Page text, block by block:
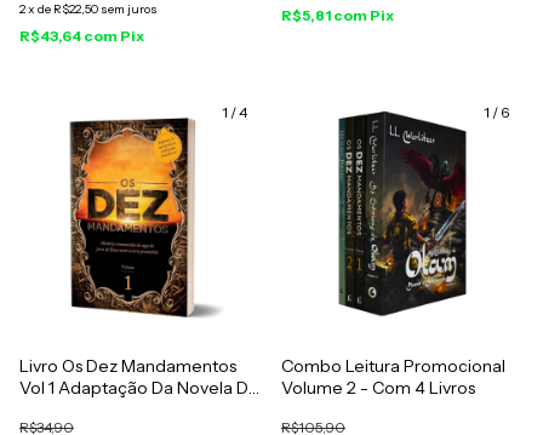
2x de R$22,50 sem juros
R$43,64 com Pix
R$5,81 com Pix
1 /4
Livro Os Dez Mandamentos
Vol 1 Adaptação Da Novela Da
R$34,90
1 / 6
Combo Leitura Promocional
Volume 2 - Com 4 Livros
R$105,90